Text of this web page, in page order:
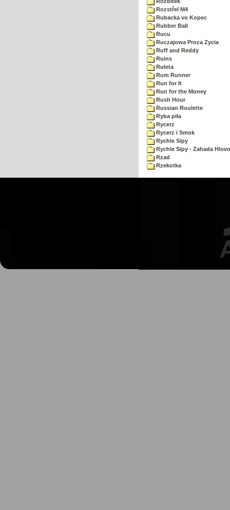
Rozstřel M4
Rubacka vo Kopec
Rubber Ball
Rucu
Ruczajowa Proza Zycia
Ruff and Reddy
Ruins
Ruleta
Rum Runner
Run for It
Run for the Money
Rush Hour
Russian Roulette
Ryba piła
Rycerz
Rycerz i Smok
Rychle Sipy
Rychle Sipy - Zahada
Rzad
Rzekotka